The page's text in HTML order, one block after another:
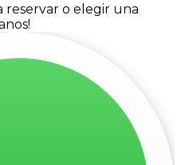
reservar o elegir una